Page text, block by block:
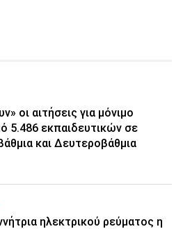
οι αιτήσεις για μόνιμο
5.486 εκπαιδευτικών σε
και Δευτεροβάθμια
ηλεκτρικού ρεύματος η